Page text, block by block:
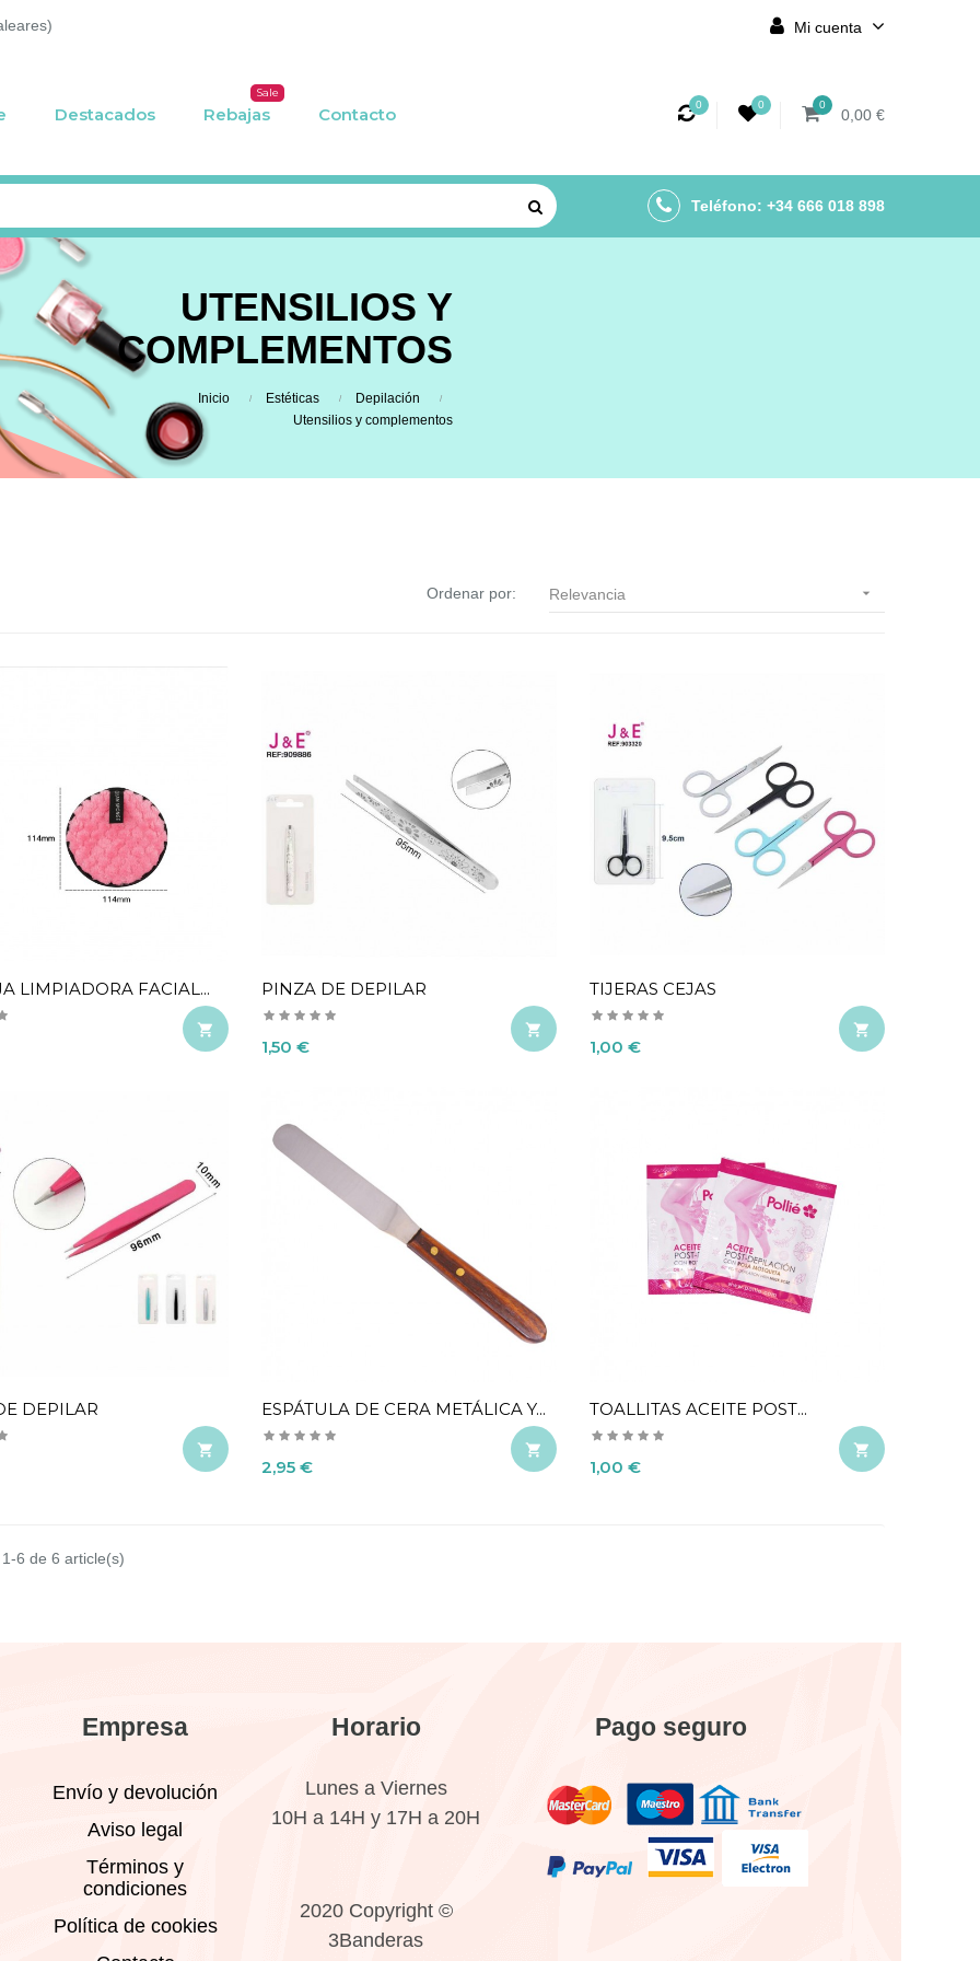
Mi cuenta
Destacados Rebajas
Sale
Contacto 0 0 0
0,00 €
Teléfono: +34 666 018 898
UTENSILIOS Y
COMPLEMENTOS
Inicio Estéticas
Depilación
Utensilios y complementos
Ordenar por: Relevancia 
LIMPIADORA FACIAL...

PINZA DE DEPILAR
Precio
1,50 €

TIJERAS CEJAS
Precio
1,00 €

DEPILAR

ESPÁTULA DE CERA METÁLICA Y...
Precio
2,95 €

TOALLITAS ACEITE POST...
Precio
1,00 €

6 de 6 article(s)
Empresa
Envío y devolución
Aviso legal
Términos y
condiciones
Política de cookies
Horario
Lunes a Viernes
10H a 14H y 17H a 20H
2020 Copyright ©
3Banderas
Pago seguro